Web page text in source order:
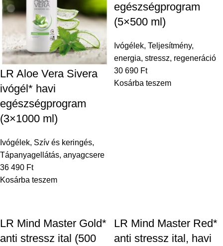
LR Aloe Vera Sivera
ivógél* havi
egészségprogram
(3×1000 ml)
Ivógélek, Szív és keringés,
Tápanyagellátás, anyagcsere
36 490 Ft
Kosárba teszem
egészségprogram
(5×500 ml)
Ivógélek, Teljesítmény,
energia, stressz, regeneráció
30 690 Ft
Kosárba teszem
LR Mind Master Gold*
anti stressz ital (500
LR Mind Master Red*
anti stressz ital, havi